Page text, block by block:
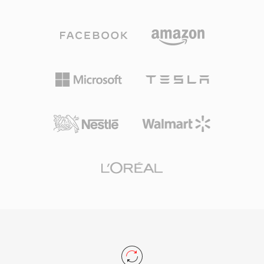
منخفضة تصل إلى 20-30 كيلوبت في الثانية عندما
كانت المقاربات المنافسة تعاني. رغم أن RealMedia
ملفات RM في أرشيفات حقبة الإنترنت المبكرة، بما
وبيانات MIDI. من أبرز مزاياه التعامل مع التسجيلات
ساعات من الصوت المستمر دون قيود حجمية. دعم
المرمّزات المتعددة هو نقطة قوة أخرى، حيث تعمل
بدقة 24 بت/192 كيلوهرتز أو كلاماً مضغوطاً. يوفر
الاستجابة في التطبيقات الاحترافية مثل Logic Pro